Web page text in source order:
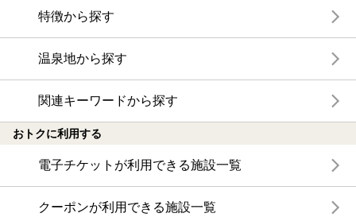
特徴から探す
温泉地から探す
関連キーワードから探す
おトクに利用する
電子チケットが利用できる施設一覧
クーポンが利用できる施設一覧